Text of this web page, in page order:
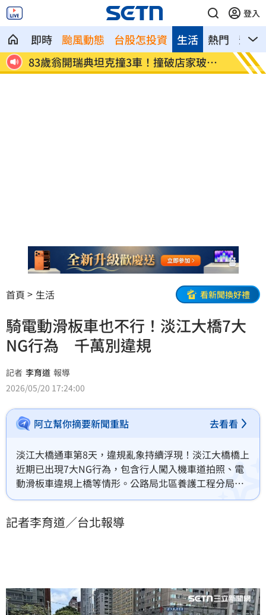
登入
即時 颱風動態 台股怎投資 熱門 影音
生活
因 83歲翁開瑞典坦克撞3車！撞破店家玻璃
門
不靠
歲！
首頁 生活 看新聞換好禮
騎電動滑板車也不行！淡江大橋7大
NG行為 千萬別違規
記者 李育道 報導
2026/05/20 17:24:00
阿立幫你摘要新聞重點 去看看
淡江大橋通車第8天，違規亂象持續浮現！淡江大橋橋上
近期已出現7大NG行為，包含行人闖入機車道拍照、電
動滑板車違規上橋等情形。公路局北區養護工程分局今
（20）日示警，相關行為不僅危險，部分更已違反規
記者李育道／台北報導